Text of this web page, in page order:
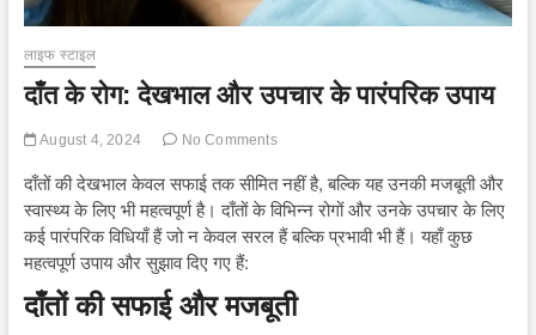
लाइफ स्टाइल
दाँत के रोग: देखभाल और उपचार के पारंपरिक उपाय
August 4, 2024 No Comments
दाँतों की देखभाल केवल सफाई तक सीमित नहीं है, बल्कि यह उनकी मजबूती और
स्वास्थ्य के लिए भी महत्वपूर्ण है। दाँतों के विभिन्न रोगों और उनके उपचार के लिए
कई पारंपरिक विधियाँ हैं जो न केवल सरल हैं बल्कि प्रभावी भी हैं। यहाँ कुछ
महत्वपूर्ण उपाय और सुझाव दिए गए हैं:
दाँतों की सफाई और मजबूती